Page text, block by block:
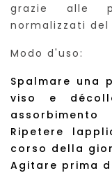
grazie alle
normalizzati
Modo d'uso:
Spalmare una
viso e
assorbimento
Ripetere
corso della
Agitare prima